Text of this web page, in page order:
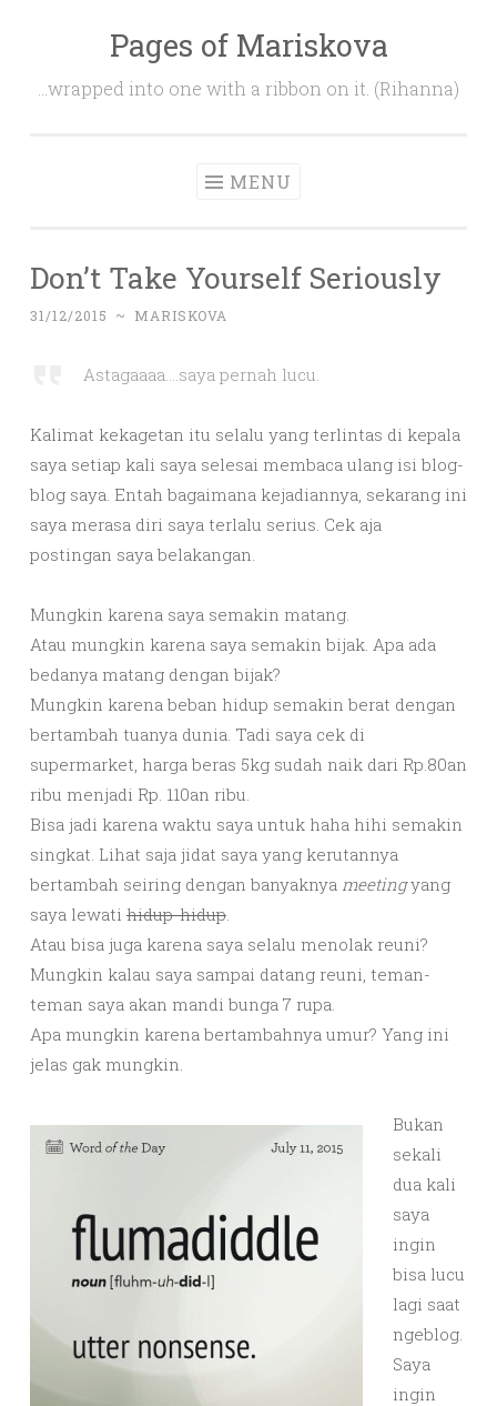
content
Pages of Mariskova
…wrapped into one with a ribbon on it. (Rihanna)
MENU
Don’t Take Yourself Seriously
31/12/2015 ~ MARISKOVA
Astagaaaa….saya pernah lucu.
Kalimat kekagetan itu selalu yang terlintas di kepala
saya setiap kali saya selesai membaca ulang isi blog-
blog saya. Entah bagaimana kejadiannya, sekarang ini
saya merasa diri saya terlalu serius. Cek aja
postingan saya belakangan.
Mungkin karena saya semakin matang.
Atau mungkin karena saya semakin bijak. Apa ada
bedanya matang dengan bijak?
Mungkin karena beban hidup semakin berat dengan
bertambah tuanya dunia. Tadi saya cek di
supermarket, harga beras 5kg sudah naik dari Rp.80an
ribu menjadi Rp. 110an ribu.
Bisa jadi karena waktu saya untuk haha hihi semakin
singkat. Lihat saja jidat saya yang kerutannya
bertambah seiring dengan banyaknya meetingyang
saya lewati hidup-hidup.
Atau bisa juga karena saya selalu menolak reuni?
Mungkin kalau saya sampai datang reuni, teman-
teman saya akan mandi bunga 7 rupa.
Apa mungkin karena bertambahnya umur? Yang ini
jelas gak mungkin.
Bukan
sekali
dua kali
saya
ingin
bisa lucu
lagi saat
ngeblog.
Saya
ingin